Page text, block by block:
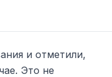
и отметили,
Это не